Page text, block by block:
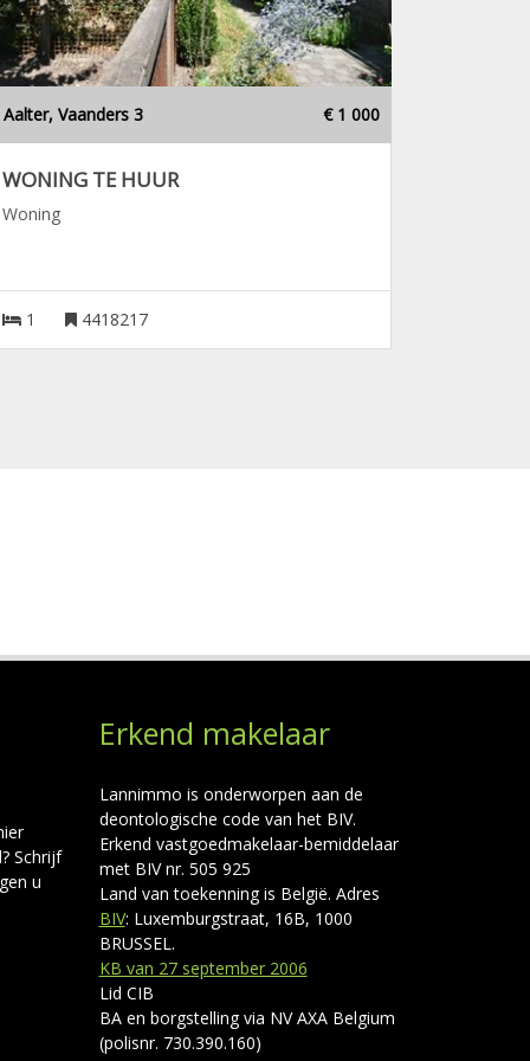
Aalter, Vaanders 3 € 1 000
WONING TE HUUR
Woning
1 4418217
Schrijf
u
Erkend makelaar
Lannimmo is onderworpen aan de
deontologische code van het BIV.
Erkend vastgoedmakelaar-bemiddelaar
met BIV nr. 505 925
Land van toekenning is België. Adres
BIV: Luxemburgstraat, 16B, 1000
BRUSSEL.
KB van 27 september 2006
Lid CIB
BA en borgstelling via NV AXA Belgium
(polisnr. 730.390.160)